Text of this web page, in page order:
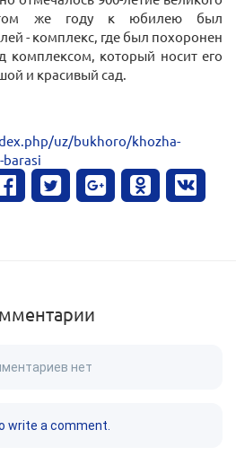
же году к юбилею был
- комплекс, где был похоронен
комплексом, который носит его
и красивый сад.
uz/bukhoro/khozha-
нет
write a comment.